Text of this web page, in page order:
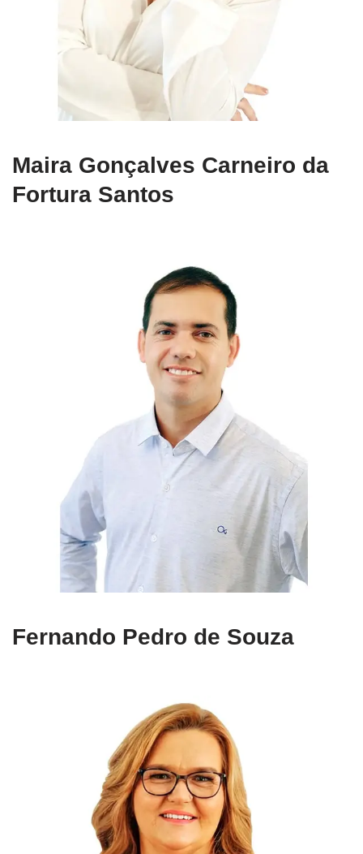
Maira Gonçalves Carneiro da
Fortura Santos
Fernando Pedro de Souza